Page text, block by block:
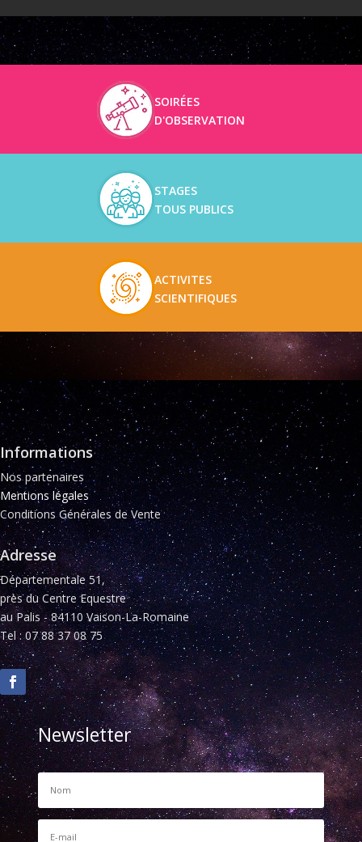
SOIRÉES
D'OBSERVATION
STAGES
TOUS PUBLICS
ACTIVITES
SCIENTIFIQUES
Informations
Nos partenaires
Mentions légales
Conditions Générales de Vente
Adresse
Départementale 51,
près du Centre Equestre
au Palis - 84110 Vaison-La-Romaine
Tel : 07 88 37 08 75
Newsletter